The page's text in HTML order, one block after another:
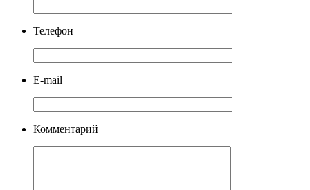
Телефон
E-mail
Комментарий